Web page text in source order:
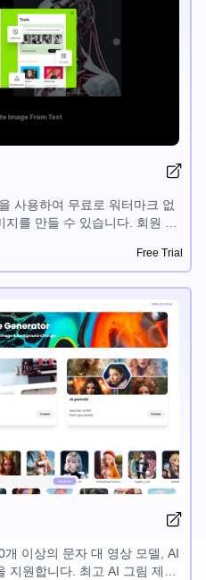
사용하여 무료로 워터마크 없
를 만들 수 있습니다. 회원 가
Free Trial
이상의 문자 대 영상 모델, AI
지원합니다. 최고 AI 그림 제너